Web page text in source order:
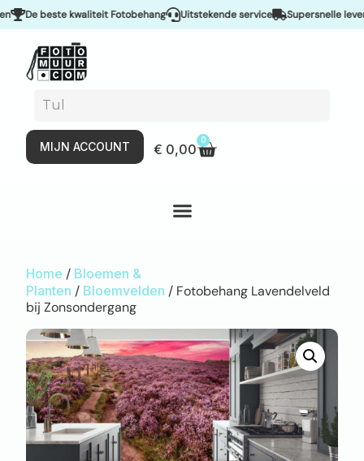
De beste kwaliteit Fotobehang Uitstekende service Supersnelle
MIJN ACCOUNT € 0,00
0
Home / Bloemen &
Planten / Bloemvelden / Fotobehang Lavendelveld
bij Zonsondergang